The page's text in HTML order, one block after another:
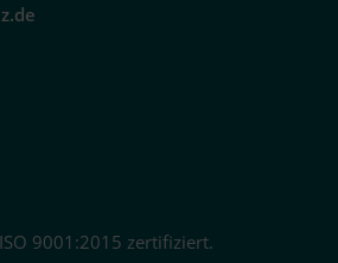
9001:2015 zertifiziert.